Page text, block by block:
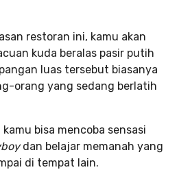
restoran ini, kamu akan
kuda beralas pasir putih
luas tersebut biasanya
orang yang sedang berlatih
bisa mencoba sensasi
dan belajar memanah yang
di tempat lain.